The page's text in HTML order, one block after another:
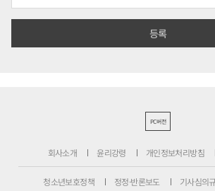
PC버전
회사소개 윤리강령 개인정보처리방침
청소년보호정책 정정·반론보도 기사심의